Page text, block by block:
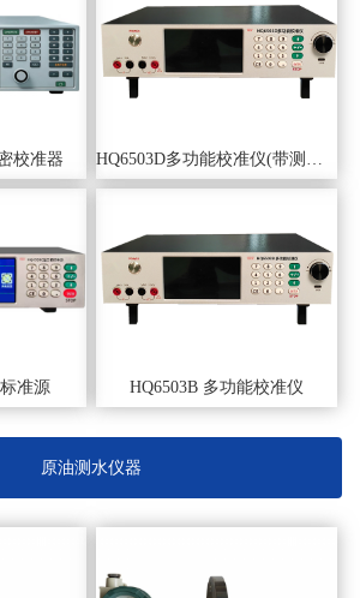
校准器
准源 HQ6503B 多功能校准仪
原油测水仪器